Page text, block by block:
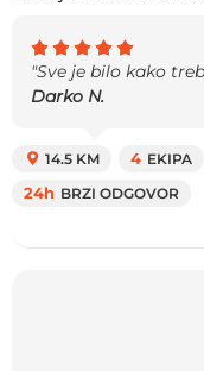
"Sve je bilo kako
Darko N.
14.5 KM 4 EKIPA
24h BRZI ODGOVOR